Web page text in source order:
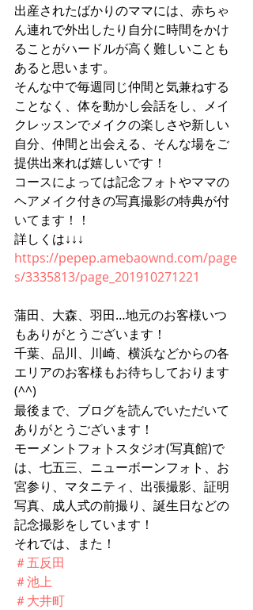
出産されたばかりのママには、赤ちゃ
ん連れで外出したり自分に時間をかけ
ることがハードルが高く難しいことも
あると思います。
そんな中で毎週同じ仲間と気兼ねする
ことなく、体を動かし会話をし、メイ
クレッスンでメイクの楽しさや新しい
自分、仲間と出会える、そんな場をご
提供出来れば嬉しいです！
コースによっては記念フォトやママの
ヘアメイク付きの写真撮影の特典が付
いてます！！
詳しくは↓↓↓
https://pepep.amebaownd.com/page
s/3335813/page_201910271221
蒲田、大森、羽田…地元のお客様いつ
もありがとうございます！
千葉、品川、川崎、横浜などからの各
エリアのお客様もお待ちしております
(^^)
最後まで、ブログを読んでいただいて
ありがとうございます！
モーメントフォトスタジオ(写真館)で
は、七五三、ニューボーンフォト、お
宮参り、マタニティ、出張撮影、証明
写真、成人式の前撮り、誕生日などの
記念撮影をしています！
それでは、また！
＃五反田
＃池上
＃大井町